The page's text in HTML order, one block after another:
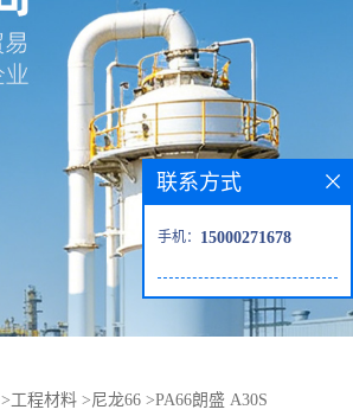
>工程材料 >尼龙66 >PA66朗盛 A30S
联系方式
手机： 15000271678